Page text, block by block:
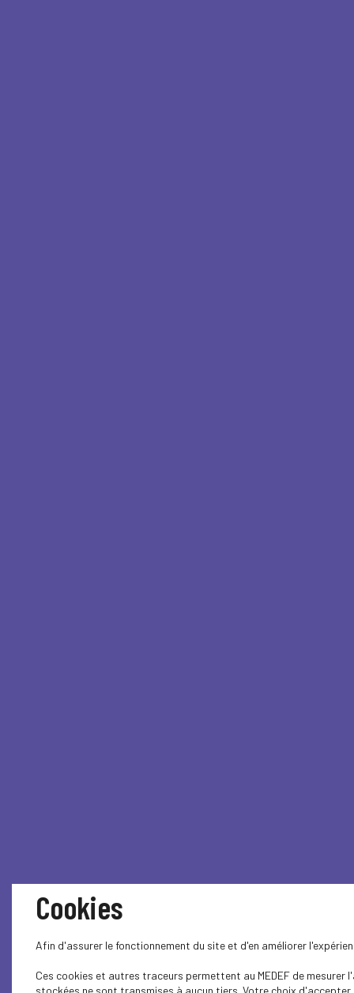
Cookies
Afin d'assurer le fonctionnement du site et d'en améliorer
Ces cookies et autres traceurs permettent au MEDEF de
stockées ne sont transmises à aucun tiers. Votre choix